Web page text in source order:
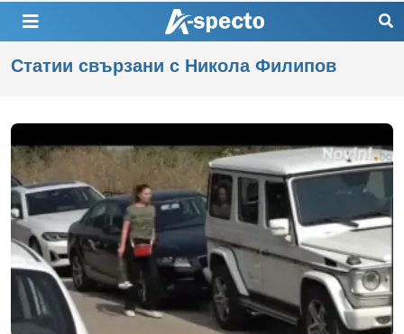
Статии свързани с Никола Филипов